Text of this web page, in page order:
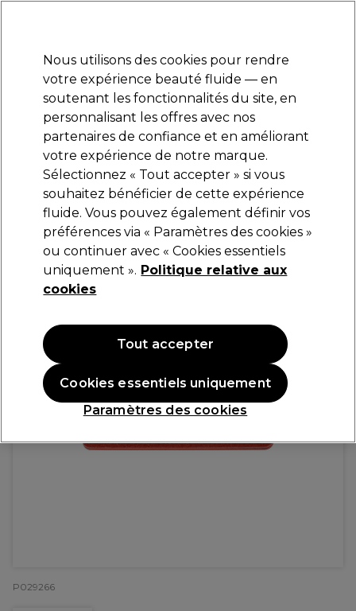
Se connecter
Marques Bons plans Coiffure Electro et Matériel
Livraison et délais
lire la suite
ASP Lime à Ongles Rouge Tiflon 80 x12
)
36,15 €
P029266
Nous utilisons des cookies pour rendre
votre expérience beauté fluide — en
soutenant les fonctionnalités du site, en
personnalisant les offres avec nos
partenaires de confiance et en améliorant
votre expérience de notre marque.
Sélectionnez « Tout accepter » si vous
souhaitez bénéficier de cette expérience
fluide. Vous pouvez également définir vos
préférences via « Paramètres des cookies »
ou continuer avec « Cookies essentiels
uniquement ». Politique relative aux
cookies
Paramètres des cookies
Cookies essentiels uniquement
Tout accepter